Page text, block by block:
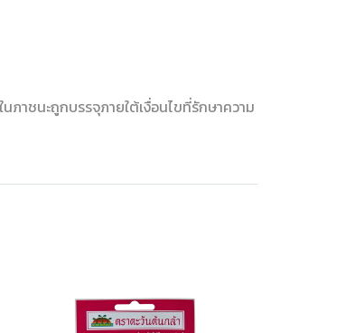
าชนะถูกบรรจุภายใต้เงื่อนไขที่รักษาความ